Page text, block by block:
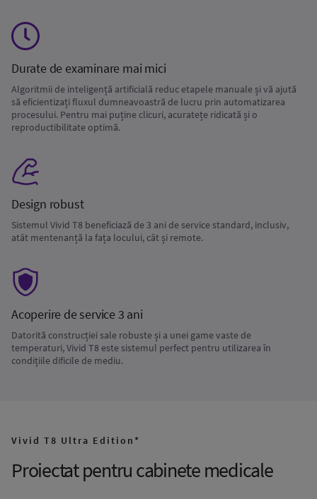
Durate de examinare mai mici
Algoritmii de inteligență artificială reduc etapele manuale și vă ajută
să eficientizați fluxul dumneavoastră de lucru prin automatizarea
procesului. Pentru mai puține clicuri, acuratețe ridicată și o
reproductibilitate optimă.
Design robust
Sistemul Vivid T8 beneficiază de 3 ani de service standard, inclusiv,
atât mentenanță la fața locului, cât și remote.
Acoperire de service 3 ani
Datorită construcției sale robuste și a unei game vaste de
temperaturi, Vivid T8 este sistemul perfect pentru utilizarea în
condițiile dificile de mediu.
Vivid T8 Ultra Edition*
Proiectat pentru cabinete medicale